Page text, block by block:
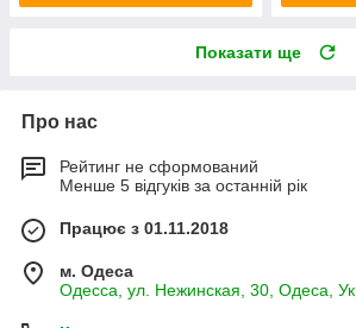
Показати ще
Про нас
Рейтинг не сформований
Менше 5 відгуків за останній рік
Працює з 01.11.2018
м. Одеса
Одесса, ул. Нежинская, 30, Одеса,